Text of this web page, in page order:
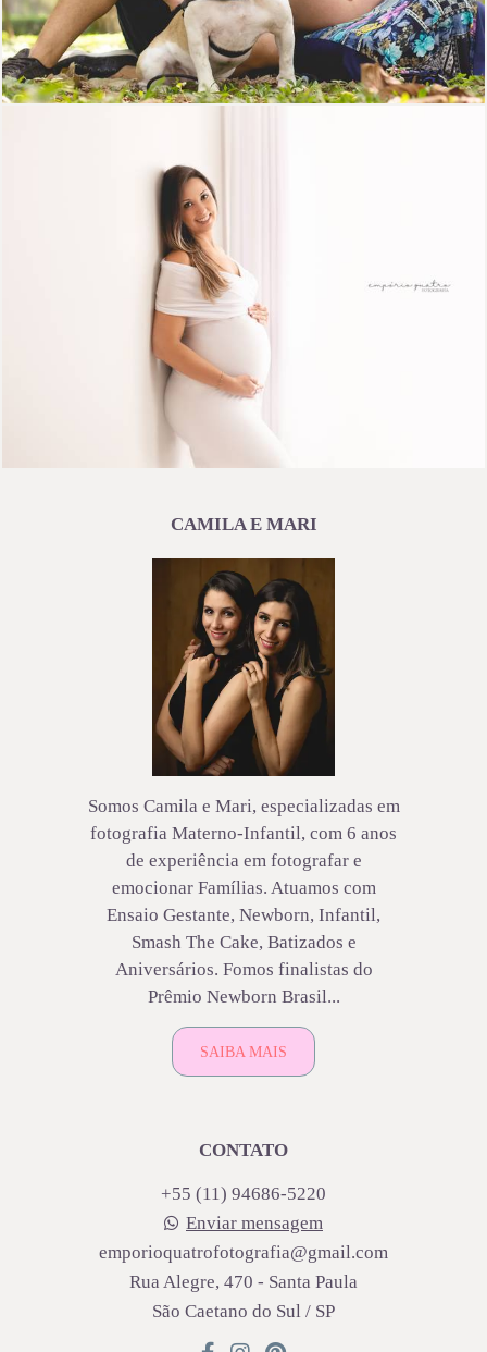
1915 37
2838
CAMILA E MARI
Somos Camila e Mari, especializadas em
fotografia Materno-Infantil, com 6 anos
de experiência em fotografar e
emocionar Famílias. Atuamos com
Ensaio Gestante, Newborn, Infantil,
Smash The Cake, Batizados e
Aniversários. Fomos finalistas do
Prêmio Newborn Brasil...
SAIBA MAIS
CONTATO
+55 (11) 94686-5220
Enviar mensagem
emporioquatrofotografia@gmail.com
Rua Alegre, 470 - Santa Paula
São Caetano do Sul / SP